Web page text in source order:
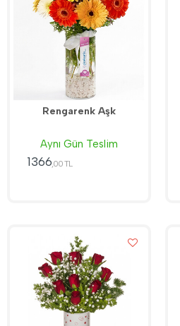
Rengarenk Aşk
Aynı Gün Teslim
1366 ,00 TL